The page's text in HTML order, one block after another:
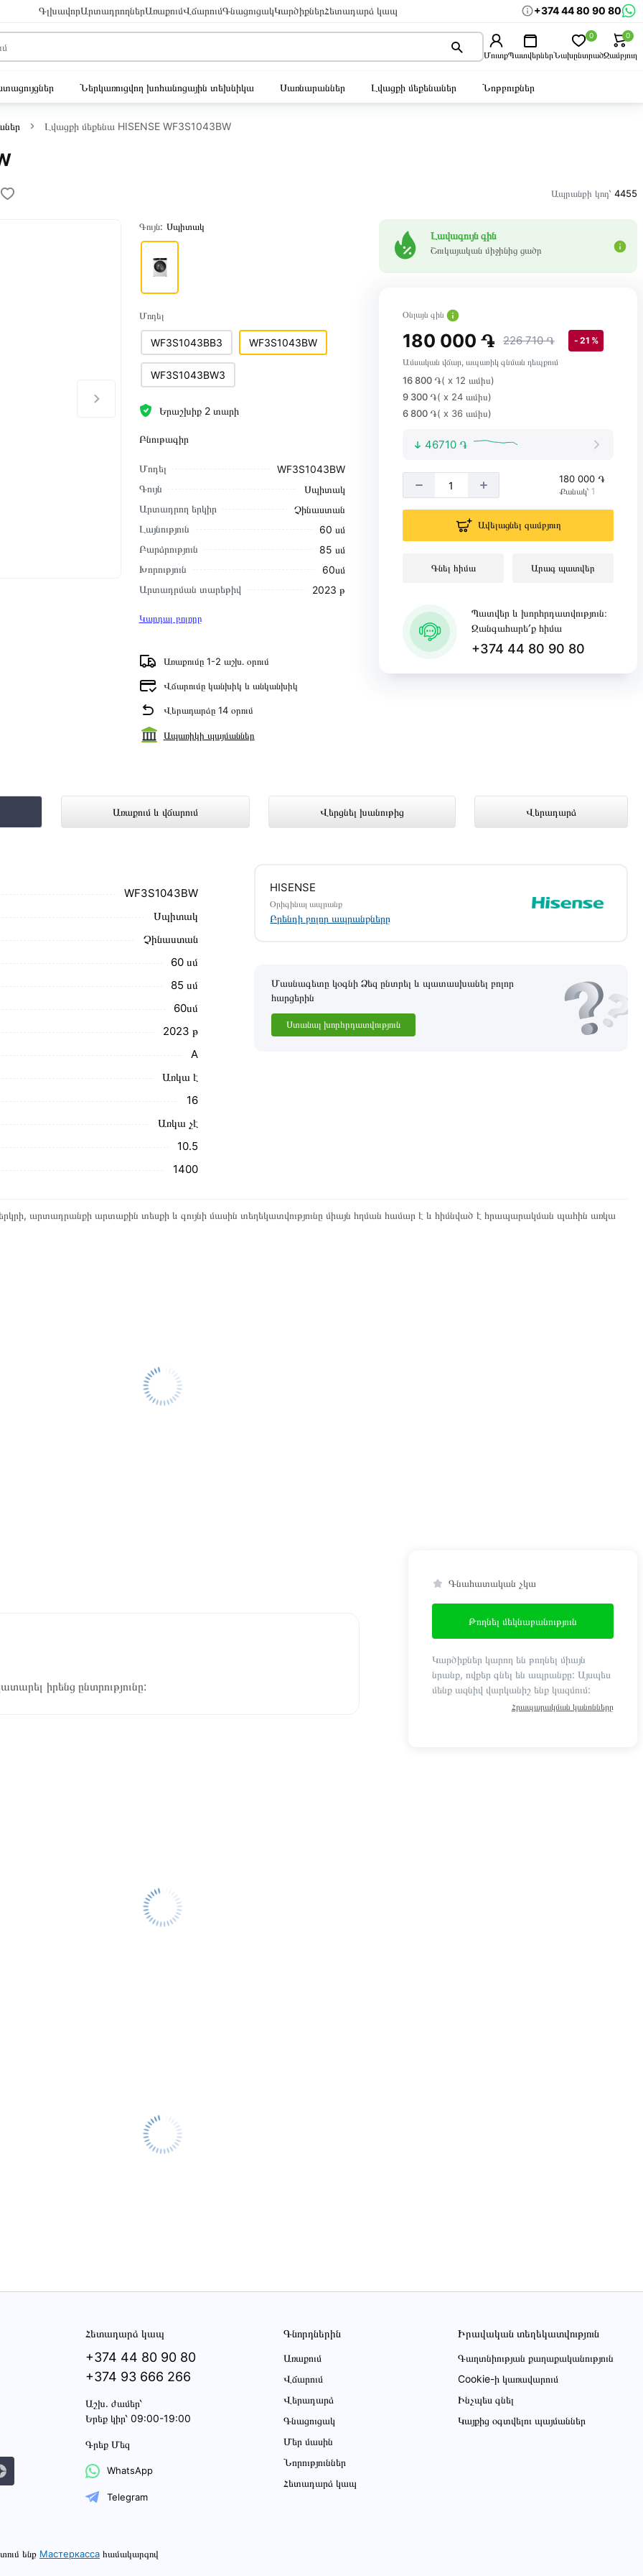
ԳլխավորԱրտադրողներԱռաքումՎճարումԳնացուցակԿարծիքներՀետադարձ կապ +374 44 80 90 80
ՄուտքՊատվերներՆախընտրած
0
Զամբյուղ
0
Ներկառուցվող խոհանոցային տեխնիկա Սառնարաններ Լվացքի մեքենաներ Նոթբուքներ
Լվացքի մեքենա HISENSE WF3S1043BW
Ապրանքի կոդ՝ 4455
Գույն: Սպիտակ
Մոդել
WF3S1043BB3 WF3S1043BW
WF3S1043BW3
Երաշխիք 2 տարի
Բնութագիր
Մոդել
WF3S1043BW
Գույն
Սպիտակ
Արտադրող երկիր
Չինաստան
Լայնություն
60 սմ
Բարձրություն
85 սմ
Խորություն
60սմ
Արտադրման տարեթիվ
2023 թ
Կարդալ բոլորը
Առաքումը 1-2 աշխ․ օրում
Վճարումը կանխիկ և անկանխիկ
Վերադարձը 14 օրում
Ապառիկի պայմաններ
Լավագույն գին
Շուկայական միջինից ցածր
Օնլայն գին
180 000 ֏ 226 710 ֏
- 21 %
Ամսական վճար, ապառիկ գնման դեպքում
16 800 ֏( x 12 ամիս)
9 300 ֏( x 24 ամիս)
6 800 ֏( x 36 ամիս)
46710 ֏
180 000 ֏
Քանակ՝ 1
Ավելացնել զամբյուղ
Գնել հիմա Արագ պատվեր
Պատվեր և խորհրդատվություն։
Զանգահարե՛ք հիմա
+374 44 80 90 80
Առաքում և վճարում Վերցնել խանութից Վերադարձ
ներկայացված է Technomix առցանց խանութում լավագույն գնով 180 000
առաքման և վճարման պայմանները վավեր
հետ՝ համաձայնեցնելու առաքման
WF3S1043BW
Սպիտակ
Չինաստան
60 սմ
85 սմ
60սմ
2023 թ
A
Առկա է
16
Առկա չէ
10․5
1400
HISENSE
Օրիգինալ ապրանք
Բրենդի բոլոր ապրանքները
Մասնագետը կօգնի Ձեզ ընտրել և պատասխանել բոլոր
հարցերին
Ստանալ խորհրդատվություն
արտադրանքի արտաքին տեսքի և գույնի մասին տեղեկատվությունը միայն հղման համար է և հիմնված է հրապարակման պահին առկա
իրենց ընտրությունը:
Գնահատական չկա
Թողնել մեկնաբանություն
Կարծիքներ կարող են թողնել միայն
նրանք, ովքեր գնել են ապրանքը: Այսպես
մենք ազնիվ վարկանիշ ենք կազմում:
Հրապարակման կանոնները
Հետադարձ կապ
+374 44 80 90 80
+374 93 666 266
Աշխ․ ժամեր՝
Երեք կիր՝ 09:00-19:00
Գրեք Մեզ
WhatsApp
Telegram
Գնորդներին
Առաքում
Վճարում
Վերադարձ
Գնացուցակ
Մեր մասին
Նորություններ
Հետադարձ կապ
Իրավական տեղեկատվություն
Գաղտնիության քաղաքականություն
Cookie-ի կառավարում
Ինչպես գնել
Կայքից օգտվելու պայմաններ
ենք Мастеркасса համակարգով